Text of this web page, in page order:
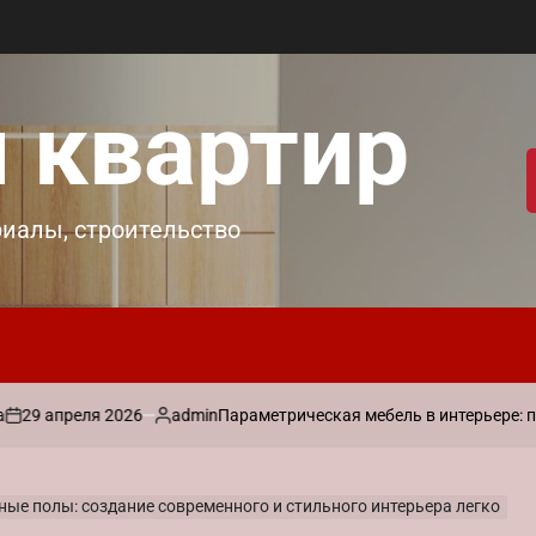
строительство
2026
Запись
adminПараметрическая мебель в интерьере:
полы: создание современного и стильного интерьера легко